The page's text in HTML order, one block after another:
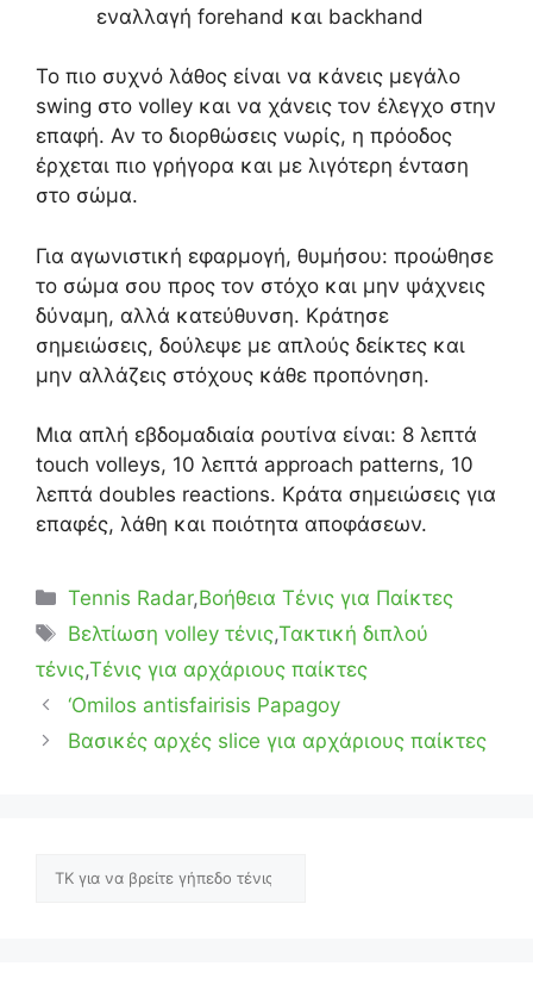
εναλλαγή forehand και backhand
Το πιο συχνό λάθος είναι να κάνεις μεγάλο
swing στο volley και να χάνεις τον έλεγχο στην
επαφή. Αν το διορθώσεις νωρίς, η πρόοδος
έρχεται πιο γρήγορα και με λιγότερη ένταση
στο σώμα.
Για αγωνιστική εφαρμογή, θυμήσου: προώθησε
το σώμα σου προς τον στόχο και μην ψάχνεις
δύναμη, αλλά κατεύθυνση. Κράτησε
σημειώσεις, δούλεψε με απλούς δείκτες και
μην αλλάζεις στόχους κάθε προπόνηση.
Μια απλή εβδομαδιαία ρουτίνα είναι: 8 λεπτά
touch volleys, 10 λεπτά approach patterns, 10
λεπτά doubles reactions. Κράτα σημειώσεις για
επαφές, λάθη και ποιότητα αποφάσεων.
Κατηγορίες
Tennis Radar,Βοήθεια Τένις για Παίκτες
Ετικέτες
Βελτίωση volley τένις,Τακτική διπλού
τένις,Τένις για αρχάριους παίκτες
‘Omilos antisfairisis Papagoy
Βασικές αρχές slice για αρχάριους παίκτες
Αναζήτηση